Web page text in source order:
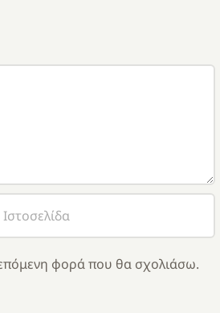
φορά που θα σχολιάσω.